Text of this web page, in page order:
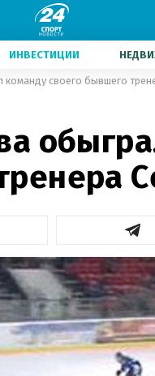
ИНВЕСТИЦИИ
своего бывшего